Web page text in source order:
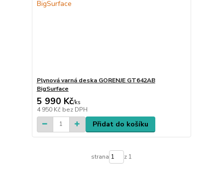
Plynová varná deska GORENJE GT642AB
BigSurface
5 990 Kč/ks
4 950 Kč bez DPH
Přidat do košíku
strana z 1